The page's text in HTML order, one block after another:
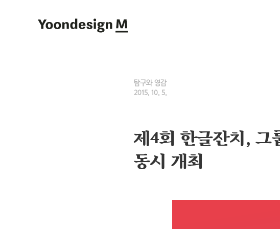
Yoondesign M
탐구와 영감
2015. 10. 5.
제4회 한글잔치, 그
동시 개최